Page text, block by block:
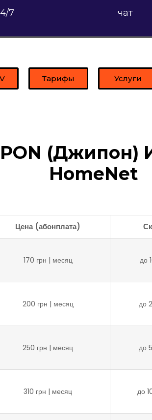
7 чат
Тарифы Услуги
(Джипон)
HomeNet
Цена (абонплата)
170 грн | месяц до
200 грн | месяц до
250 грн | месяц до
310 грн | месяц до